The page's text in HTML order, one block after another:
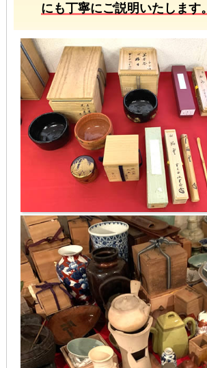
にも丁寧にご説明いたします。